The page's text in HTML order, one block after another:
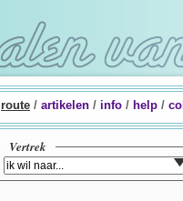
route / artikelen / info / help /
Vertrek